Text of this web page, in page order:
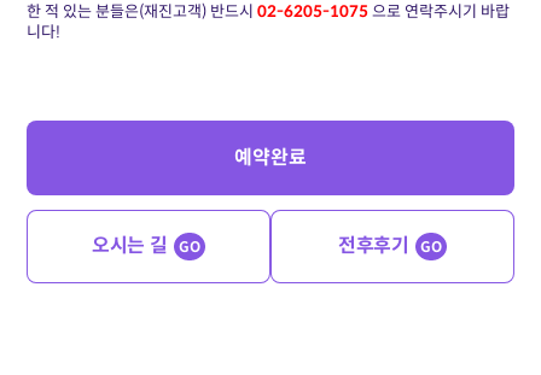
한 적 있는 분들은(재진고객) 반드시02-6205-1075으로 연락주시기 바랍
니다!
예약완료
오시는 길 GO 전후후기 GO